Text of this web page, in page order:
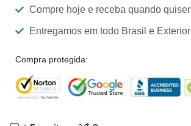
Compre hoje e receba quando quiser
Entregamos em todo Brasil e Exterior
Compra protegida: